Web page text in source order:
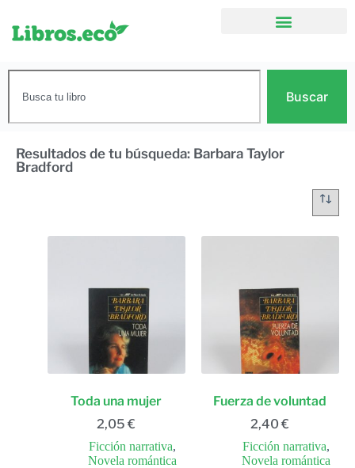
Buscar
Resultados de tu búsqueda: Barbara Taylor
Bradford
Toda una mujer
2,05€
Ficción narrativa,
Novela romántica
Fuerza de voluntad
2,40€
Ficción narrativa,
Novela romántica